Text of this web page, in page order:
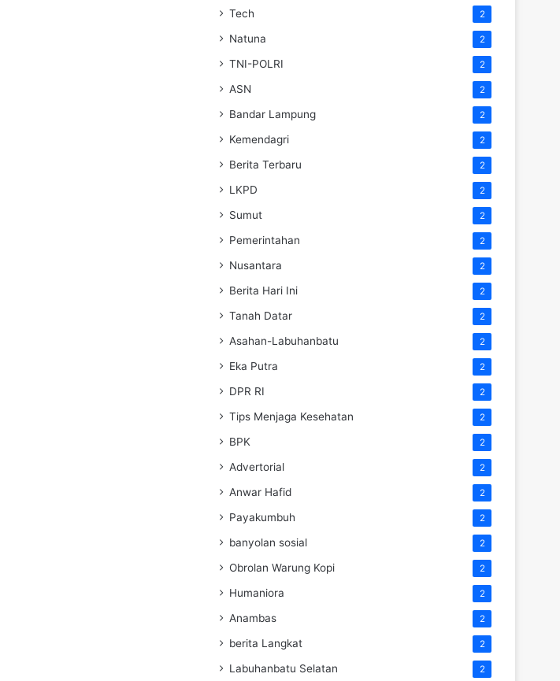
Tech 2
Natuna 2
TNI-POLRI 2
ASN 2
Bandar Lampung 2
Kemendagri 2
Berita Terbaru 2
LKPD 2
Sumut 2
Pemerintahan 2
Nusantara 2
Berita Hari Ini 2
Tanah Datar 2
Asahan-Labuhanbatu 2
Eka Putra 2
DPR RI 2
Tips Menjaga Kesehatan 2
BPK 2
Advertorial 2
Anwar Hafid 2
Payakumbuh 2
banyolan sosial 2
Obrolan Warung Kopi 2
Humaniora 2
Anambas 2
berita Langkat 2
Labuhanbatu Selatan 2